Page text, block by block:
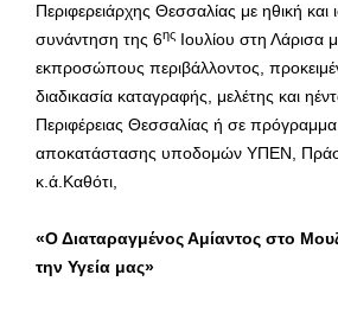
Περιφερειάρχης Θεσσαλίας με ηθική και
συνάντηση της 6ης Ιουλίου στη Λάρισα
εκπροσώπους περιβάλλοντος,
διαδικασία καταγραφής, μελέτης και
Περιφέρειας Θεσσαλίας ή σε πρόγραμμα
αποκατάστασης υποδομών ΥΠΕΝ,
κ.ά.Καθότι,
«Ο Διαταραγμένος Αμίαντος στο
την Υγεία μας»